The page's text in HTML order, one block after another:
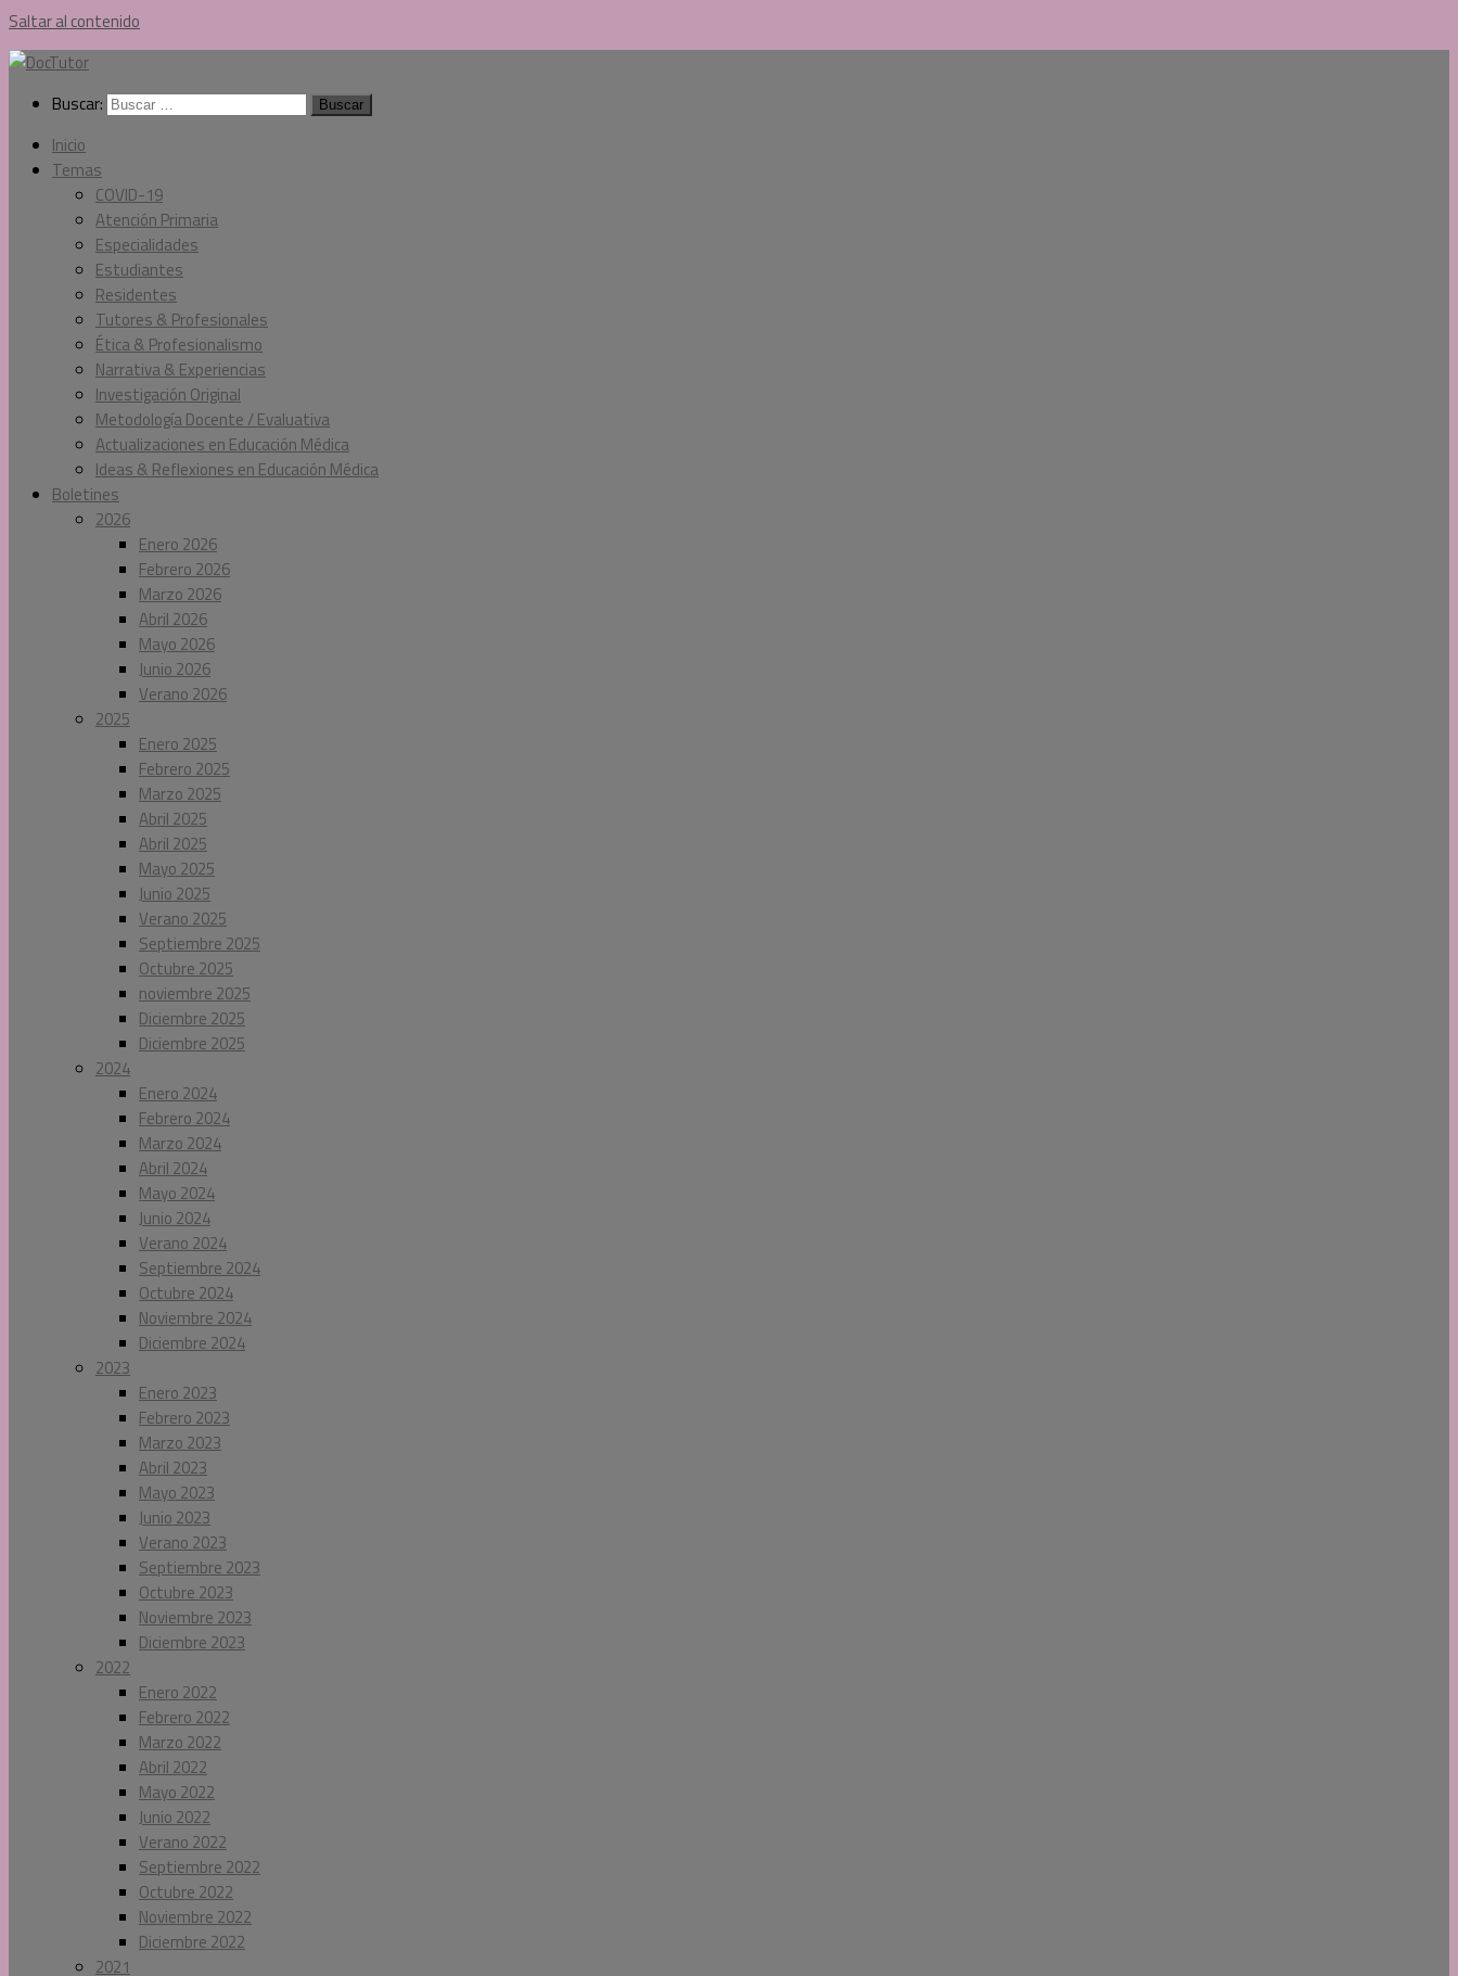
Saltar al contenido
Buscar:
Inicio
Temas
COVID-19
Atención Primaria
Especialidades
Estudiantes
Residentes
Tutores & Profesionales
Ética & Profesionalismo
Narrativa & Experiencias
Investigación Original
Metodología Docente / Evaluativa
Actualizaciones en Educación Médica
Ideas & Reflexiones en Educación Médica
Boletines
2026
Enero 2026
Febrero 2026
Marzo 2026
Abril 2026
Mayo 2026
Junio 2026
Verano 2026
2025
Enero 2025
Febrero 2025
Marzo 2025
Abril 2025
Abril 2025
Mayo 2025
Junio 2025
Verano 2025
Septiembre 2025
Octubre 2025
noviembre 2025
Diciembre 2025
Diciembre 2025
2024
Enero 2024
Febrero 2024
Marzo 2024
Abril 2024
Mayo 2024
Junio 2024
Verano 2024
Septiembre 2024
Octubre 2024
Noviembre 2024
Diciembre 2024
2023
Enero 2023
Febrero 2023
Marzo 2023
Abril 2023
Mayo 2023
Junio 2023
Verano 2023
Septiembre 2023
Octubre 2023
Noviembre 2023
Diciembre 2023
2022
Enero 2022
Febrero 2022
Marzo 2022
Abril 2022
Mayo 2022
Junio 2022
Verano 2022
Septiembre 2022
Octubre 2022
Noviembre 2022
Diciembre 2022
2021